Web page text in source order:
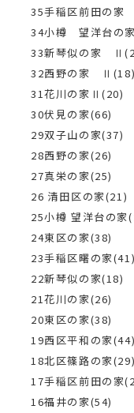
35手稲区前田の
34小樽 望洋台
33新琴似の家
32西野の家 Ⅱ(18)
31花川の家Ⅱ(20)
30伏見の家(66)
29双子山の家(37)
28西野の家(26)
27真栄の家(25)
26 清田区の家(21)
25小樽 望洋台の家
24東区の家(38)
23手稲区曙の家(41)
22新琴似の家(18)
21花川の家(26)
20東区の家(38)
19西区平和の家(44)
18北区篠路の家(29)
17手稲区前田の家
16福井の家(54)